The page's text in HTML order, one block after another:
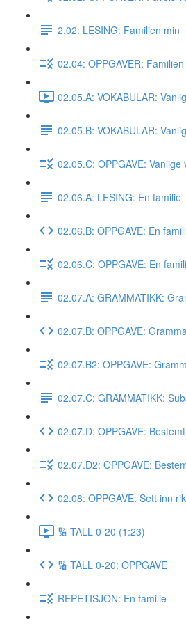
2.02: LESING: Familien min
02.04: OPPGAVER:
02.05.A: VOKABULAR:
02.05.B: VOKABULAR:
02.05.C: OPPGAVE: Vanlige
02.06.A: LESING: En familie
02.06.B: OPPGAVE: En
02.06.C: OPPGAVE: En
02.07.A: GRAMMATIKK:
02.07.B: OPPGAVE:
02.07.B2: OPPGAVE:
02.07.C: GRAMMATIKK:
02.07.D: OPPGAVE:
02.07.D2: OPPGAVE:
02.08: OPPGAVE: Sett inn
🔢 TALL 0-20 (1:23)
🔢 TALL 0-20: OPPGAVE
REPETISJON: En familie